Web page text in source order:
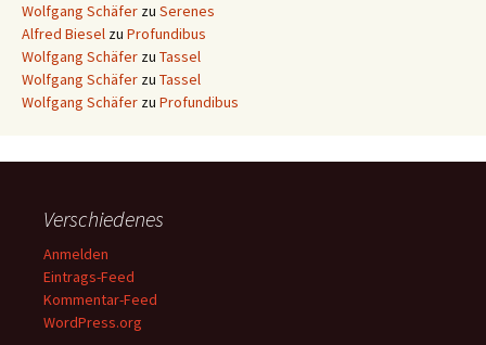
Wolfgang Schäfer zu Serenes
Alfred Biesel zu Profundibus
Wolfgang Schäfer zu Tassel
Wolfgang Schäfer zu Tassel
Wolfgang Schäfer zu Profundibus
Verschiedenes
Anmelden
Eintrags-Feed
Kommentar-Feed
WordPress.org